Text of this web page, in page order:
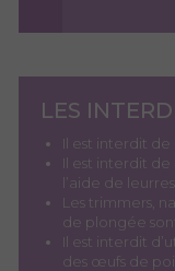
LES
Il est interdit de
Il est interdit
l’aide de
Les trimmers,
de plongée
Il est interdit
des œufs de